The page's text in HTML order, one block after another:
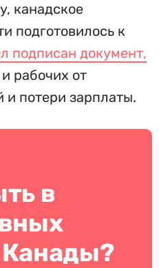
канадское
подготовилось к
подписан документ,
рабочих от
и потери зарплаты.
в
Канады?